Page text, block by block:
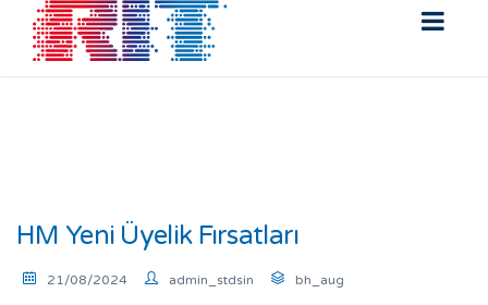
HM Yeni Üyelik Fırsatları
21/08/2024 admin_stdsin bh_aug